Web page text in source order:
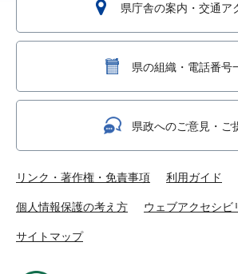
県庁舎の案内・交通ア
県の組織・電話番号
県政へのご意見・ご
リンク・著作権・免責事項 利用ガイド
個人情報保護の考え方 ウェブアクセシビ
サイトマップ